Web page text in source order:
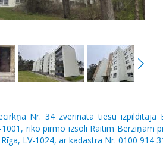
Nr. 34 zvērināta tiesu izpildītāja
1001, rīko pirmo izsoli Raitim Bērziņam
LV-1024, ar kadastra Nr. 0100 914